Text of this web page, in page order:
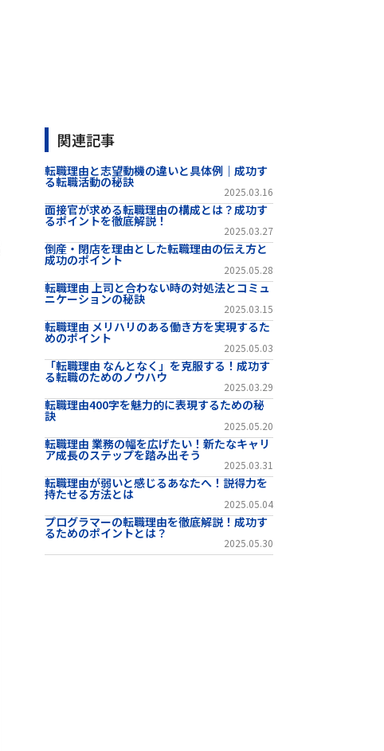
関連記事
転職理由と志望動機の違いと具体例｜成功す
る転職活動の秘訣
2025.03.16
面接官が求める転職理由の構成とは？成功す
るポイントを徹底解説！
2025.03.27
倒産・閉店を理由とした転職理由の伝え方と
成功のポイント
2025.05.28
転職理由 上司と合わない時の対処法とコミュ
ニケーションの秘訣
2025.03.15
転職理由 メリハリのある働き方を実現するた
めのポイント
2025.05.03
「転職理由 なんとなく」を克服する！成功す
る転職のためのノウハウ
2025.03.29
転職理由400字を魅力的に表現するための秘
訣
2025.05.20
転職理由 業務の幅を広げたい！新たなキャリ
ア成長のステップを踏み出そう
2025.03.31
転職理由が弱いと感じるあなたへ！説得力を
持たせる方法とは
2025.05.04
プログラマーの転職理由を徹底解説！成功す
るためのポイントとは？
2025.05.30